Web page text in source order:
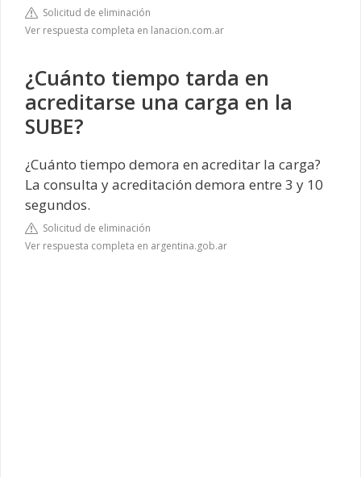
Solicitud de eliminación
Ver respuesta completa en lanacion.com.ar
¿Cuánto tiempo tarda en
acreditarse una carga en la
SUBE?
¿Cuánto tiempo demora en acreditar la carga?
La consulta y acreditación demora entre 3 y 10
segundos.
Solicitud de eliminación
Ver respuesta completa en argentina.gob.ar